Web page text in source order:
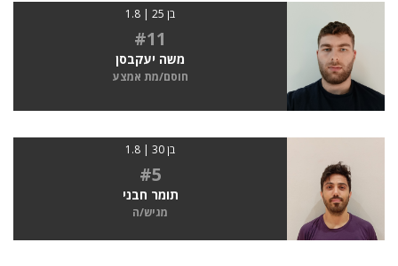
בן 25 | 1.8
#11
משה יעקבסן
חוסם/מת אמצע
בן 30 | 1.8
#5
תומר חבני
מגיש/ה